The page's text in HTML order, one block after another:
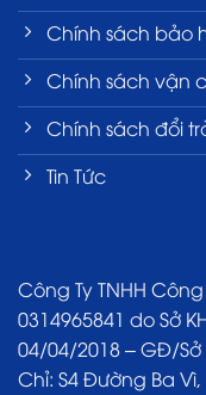
Chính sách bảo
Chính sách vận
Chính sách đổi
Tin Tức
Công Ty TNHH
0314965841 do Sở
04/04/2018 – GĐ/
Chỉ: S4 Đường Ba